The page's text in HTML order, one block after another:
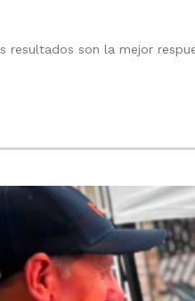
resultados son la mejor